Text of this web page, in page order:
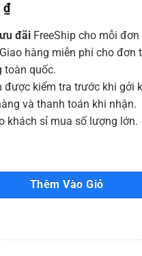
₫
đãiFreeShip cho mỗi đơn
hàng miễn phí cho đơn
toàn quốc.
được kiểm tra trước khi gởi
và thanh toán khi nhận.
khách sỉ mua số lượng lớn.
bảng Ipad stand tiện lợi
Thêm Vào Giỏ